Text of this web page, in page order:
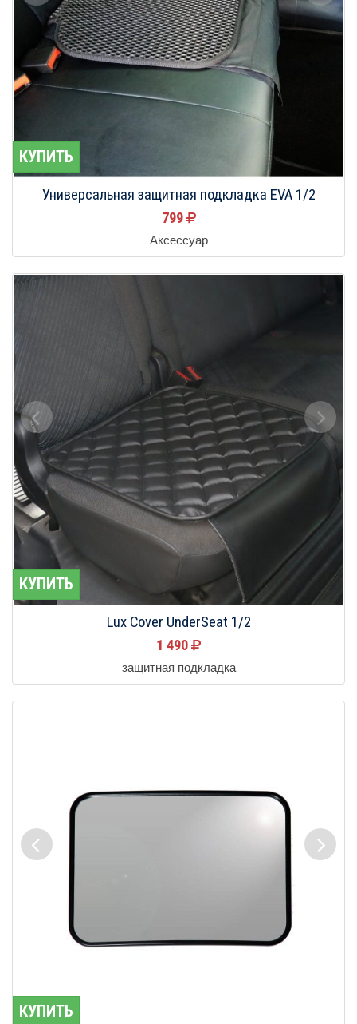
КУПИТЬ
Универсальная защитная подкладка EVA 1/2
799
Аксессуар
КУПИТЬ
Lux Cover UnderSeat 1/2
1 490
защитная подкладка
КУПИТЬ